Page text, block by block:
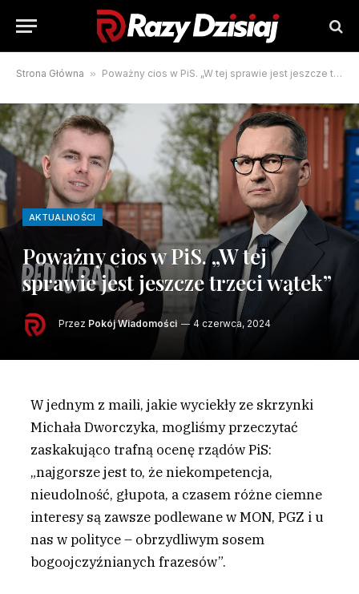
Strona Główna » Poważny cios w PiS. „W tej sprawie jest jeszcze trzeci wątek”
AKTUALNOŚCI
Poważny cios w PiS. „W tej
sprawie jest jeszcze trzeci wątek”
Przez Pokój Wiadomości 4 czerwca, 2024
W jednym z maili, jakie wyciekły ze skrzynki
Michała Dworczyka, mogliśmy przeczytać
zaskakująco trafną ocenę rządów PiS:
„najgorsze jest to, że niekompetencja,
nieudolność, głupota, a czasem różne ciemne
interesy są zawsze podlewane w MON, PGZ i u
nas w polityce – obrzydliwym sosem
bogoojczyźnianych frazesów”.